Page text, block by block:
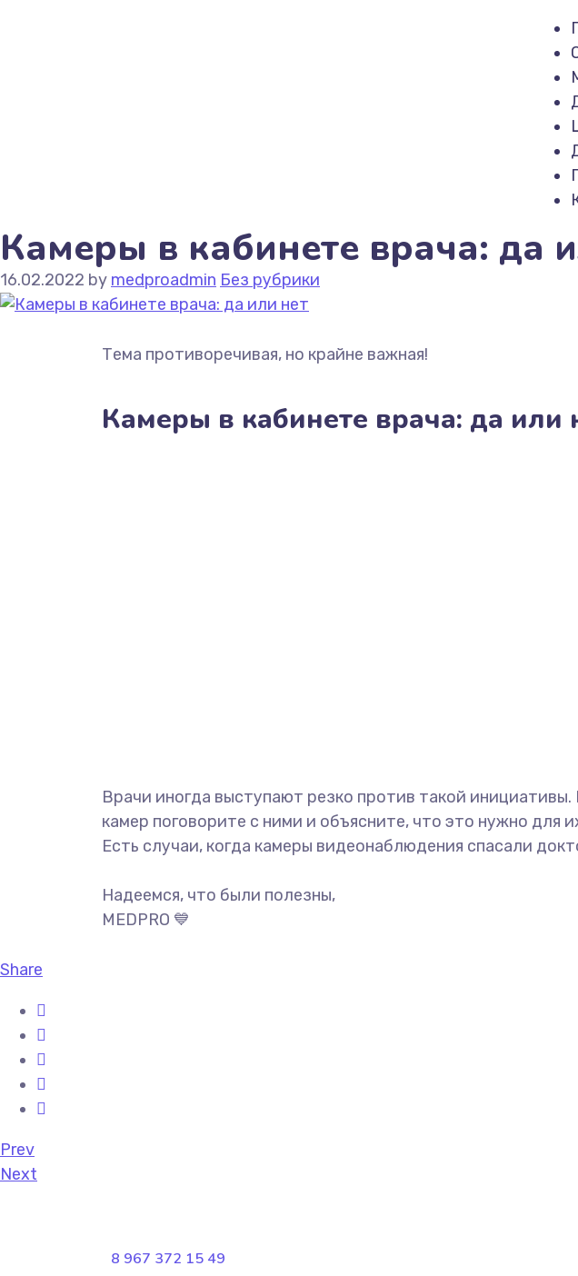
Камеры в кабинете врача: да
16.02.2022 by medproadmin Без рубрики
Тема противоречивая, но крайне важная!
Камеры в кабинете врача: да или
Врачи иногда выступают резко против такой
камер поговорите с ними и объясните, что это нужно для
Есть случаи, когда камеры видеонаблюдения спасали
Надеемся, что были полезны,
MEDPRO 💙
Share
Prev
Next
8 967 372 15 49